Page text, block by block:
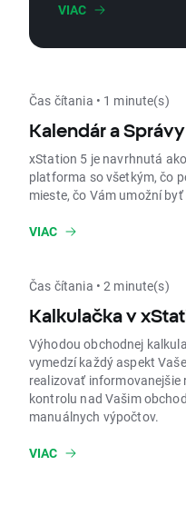
VIAC
Čas čítania • 1 minute(s)
Kalendár a
xStation 5 je navrhnutá
platforma so všetkým, čo
mieste, čo Vám umožní
VIAC
Čas čítania • 2 minute(s)
Kalkulačka v
Výhodou obchodnej
vymedzí každý aspekt
realizovať
kontrolu nad Vašim
manuálnych výpočtov.
VIAC